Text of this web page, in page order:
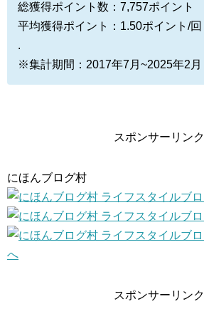
総獲得ポイント数：7,757ポイント
平均獲得ポイント：1.50ポイント/回
.
※集計期間：2017年7月~2025年2月
スポンサーリンク
にほんブログ村
スポンサーリンク